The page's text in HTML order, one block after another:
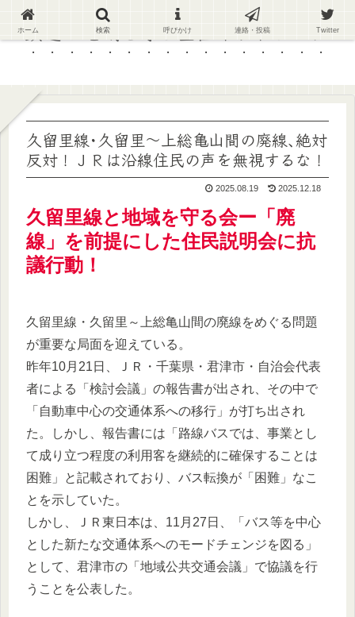
鉄道と地域を守る全国ネットワーク
久留里線･久留里～上総亀山間の廃線､絶対
反対！ＪＲは沿線住民の声を無視するな！
2025.08.19 2025.12.18
久留里線と地域を守る会ー「廃
線」を前提にした住民説明会に抗
議行動！
久留里線・久留里～上総亀山間の廃線をめぐる問題
が重要な局面を迎えている。
昨年10月21日、ＪＲ・千葉県・君津市・自治会代表
者による「検討会議」の報告書が出され、その中で
「自動車中心の交通体系への移行」が打ち出され
た。しかし、報告書には「路線バスでは、事業とし
て成り立つ程度の利用客を継続的に確保することは
困難」と記載されており、バス転換が「困難」なこ
とを示していた。
しかし、ＪＲ東日本は、11月27日、「バス等を中心
とした新たな交通体系へのモードチェンジを図る」
として、君津市の「地域公共交通会議」で協議を行
うことを公表した。
ホーム 検索 呼びかけ 連絡・投稿 Twitter